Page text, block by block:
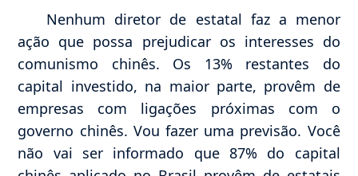
Nenhum diretor de estatal faz a menor
ação que possa prejudicar os interesses do
comunismo chinês. Os 13% restantes do
capital investido, na maior parte, provêm de
empresas com ligações próximas com o
governo chinês. Vou fazer uma previsão. Você
não vai ser informado que 87% do capital